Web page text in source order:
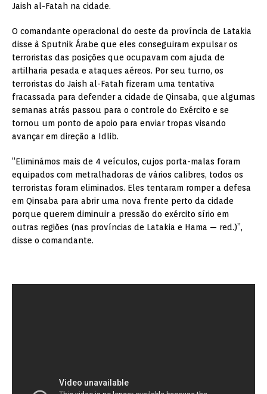
Jaish al-Fatah na cidade.
O comandante operacional do oeste da província de Latakia
disse à Sputnik Árabe que eles conseguiram expulsar os
terroristas das posições que ocupavam com ajuda de
artilharia pesada e ataques aéreos. Por seu turno, os
terroristas do Jaish al-Fatah fizeram uma tentativa
fracassada para defender a cidade de Qinsaba, que algumas
semanas atrás passou para o controle do Exército e se
tornou um ponto de apoio para enviar tropas visando
avançar em direção a Idlib.
“Eliminámos mais de 4 veículos, cujos porta-malas foram
equipados com metralhadoras de vários calibres, todos os
terroristas foram eliminados. Eles tentaram romper a defesa
em Qinsaba para abrir uma nova frente perto da cidade
porque querem diminuir a pressão do exército sírio em
outras regiões (nas províncias de Latakia e Hama — red.)”,
disse o comandante.